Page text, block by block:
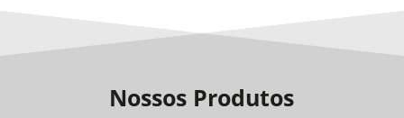
Nossos Produtos